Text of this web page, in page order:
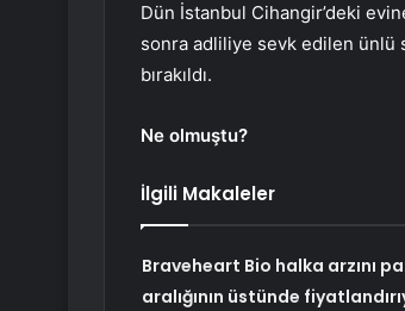
Dün İstanbul Cihangir’deki
sonra adliliye sevk edilen ünlü
bırakıldı.
Ne olmuştu?
İlgili Makaleler
Braveheart Bio halka arzını
aralığının üstünde